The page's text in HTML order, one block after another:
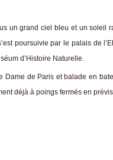
un grand ciel bleu et un soleil
poursuivie par le palais de
d’Histoire Naturelle.
Dame de Paris et balade en
déjà à poings fermés en